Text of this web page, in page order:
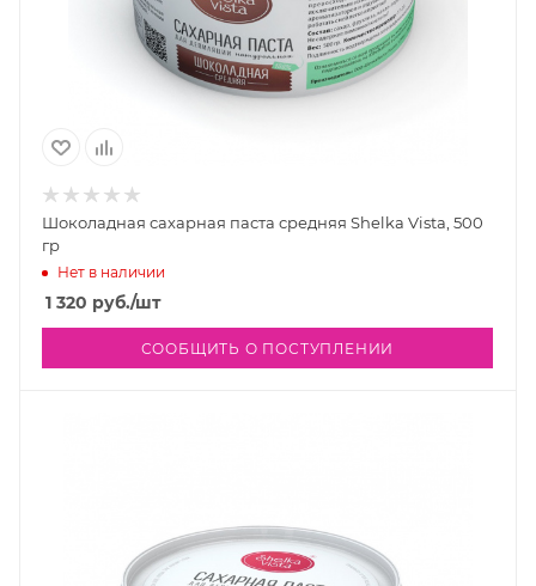
Шоколадная сахарная паста средняя Shelka Vista, 500
гр
Нет в наличии
1 320 руб./шт
СООБЩИТЬ О ПОСТУПЛЕНИИ